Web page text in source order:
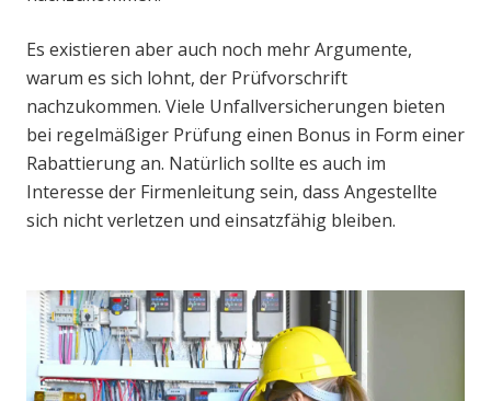
Es existieren aber auch noch mehr Argumente,
warum es sich lohnt, der Prüfvorschrift
nachzukommen. Viele Unfallversicherungen bieten
bei regelmäßiger Prüfung einen Bonus in Form einer
Rabattierung an. Natürlich sollte es auch im
Interesse der Firmenleitung sein, dass Angestellte
sich nicht verletzen und einsatzfähig bleiben.